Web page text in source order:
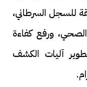
للسجل السرطاني،
ورفع كفاءة
آليات الكشف